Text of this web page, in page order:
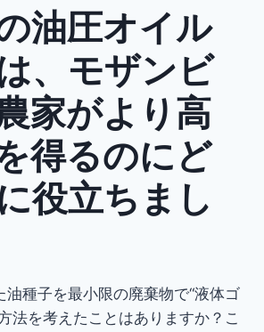
油圧オイル
、モザンビ
家がより高
得るのにど
役立ちまし
油種子を最小限の廃棄物で“液体ゴ
法を考えたことはありますか？こ